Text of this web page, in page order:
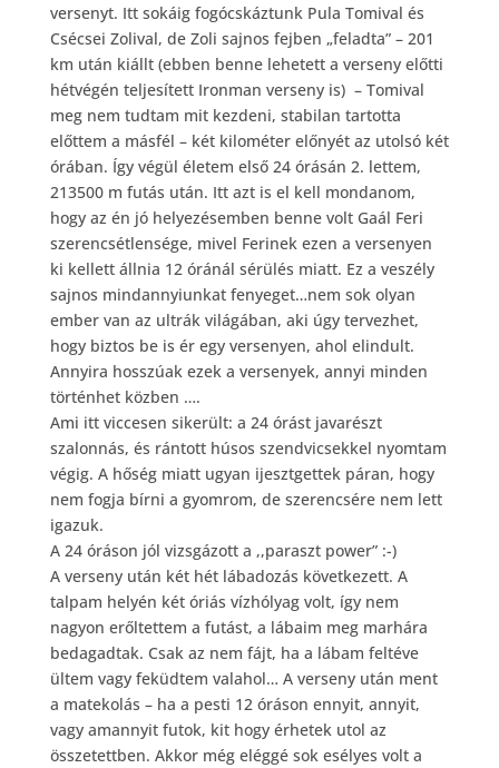
versenyt. Itt sokáig fogócskáztunk Pula Tomival és
Csécsei Zolival, de Zoli sajnos fejben „feladta” – 201
km után kiállt (ebben benne lehetett a verseny előtti
hétvégén teljesített Ironman verseny is) – Tomival
meg nem tudtam mit kezdeni, stabilan tartotta
előttem a másfél – két kilométer előnyét az utolsó két
órában. Így végül életem első 24 órásán 2. lettem,
213500 m futás után. Itt azt is el kell mondanom,
hogy az én jó helyezésemben benne volt Gaál Feri
szerencsétlensége, mivel Ferinek ezen a versenyen
ki kellett állnia 12 óránál sérülés miatt. Ez a veszély
sajnos mindannyiunkat fenyeget…nem sok olyan
ember van az ultrák világában, aki úgy tervezhet,
hogy biztos be is ér egy versenyen, ahol elindult.
Annyira hosszúak ezek a versenyek, annyi minden
történhet közben ….
Ami itt viccesen sikerült: a 24 órást javarészt
szalonnás, és rántott húsos szendvicsekkel nyomtam
végig. A hőség miatt ugyan ijesztgettek páran, hogy
nem fogja bírni a gyomrom, de szerencsére nem lett
igazuk.
A 24 óráson jól vizsgázott a ,,paraszt power” :-)
A verseny után két hét lábadozás következett. A
talpam helyén két óriás vízhólyag volt, így nem
nagyon erőltettem a futást, a lábaim meg marhára
bedagadtak. Csak az nem fájt, ha a lábam feltéve
ültem vagy feküdtem valahol… A verseny után ment
a matekolás – ha a pesti 12 óráson ennyit, annyit,
vagy amannyit futok, kit hogy érhetek utol az
összetettben. Akkor még eléggé sok esélyes volt a